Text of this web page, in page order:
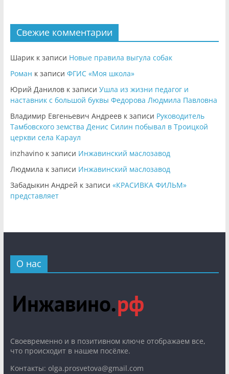
Свежие комментарии
Шарикк записи Новые правила выгула собак
Роман к записи ФГИС «Моя школа»
Юрий Даниловк записи Ушла из жизни педагог и
наставник с большой буквы Федорова Людмила Павловна
Владимир Евгеньевич Андреевк записи Руководитель
Тамбовского земства Денис Силин побывал в Троицкой
церкви села Караул
inzhavinoк записи Инжавинский маслозавод
Людмила к записи Инжавинский маслозавод
Забадыкин Андрей к записи «КРАСИВКА ФИЛЬМ»
представляет
О нас
Cвоевременно и в позитивном ключе отображаем все,
что происходит в нашем посёлке.
Контакты: olga.prosvetova@gmail.com